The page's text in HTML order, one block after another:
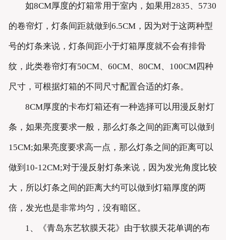
如8CM厚度的灯箱常用于室内，如果用2835、5730
的卷帘灯，灯条间距就做到6.5CM，因为对于这两种型
号的灯条来说，灯条间距小于灯箱厚度就不会有排骨
纹，此类卷帘灯有50CM、60CM、80CM、100CM四种
尺寸，可根据灯箱的不同尺寸配置合适的灯条。
8CM厚度的卡布灯箱还有一种选择可以用漫反射灯
条，如果亮度要求一般，那么灯条之间的距离可以做到
15CM;如果亮度要求高一点，那么灯条之间的距离可以
做到10-12CM;对于漫反射灯条来说，因为发光角度比较
大，所以灯条之间的距离大约可以做到灯箱厚度的两
倍，发光也是非常均匀，没有暗区。
1、《青岛东艺软膜天花》由于软膜天花单调的布